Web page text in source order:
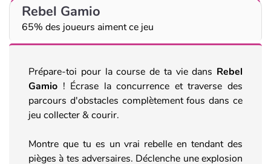
Rebel Gamio
65% des joueurs aiment ce jeu
Prépare-toi pour la course de ta vie dans Rebel
Gamio ! Écrase la concurrence et traverse des
parcours d'obstacles complètement fous dans ce
jeu collecter & courir.
Montre que tu es un vrai rebelle en tendant des
pièges à tes adversaires. Déclenche une explosion